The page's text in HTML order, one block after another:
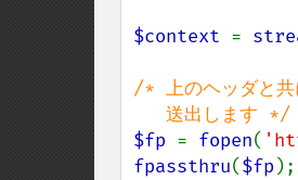
$context =
/* 上のヘッダと
$fp = fopen(
fpassthru($fp